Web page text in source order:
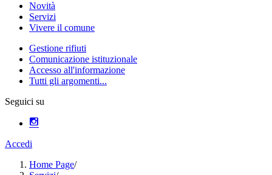
Novità
Servizi
Vivere il comune
Gestione rifiuti
Comunicazione istituzionale
Accesso all'informazione
Tutti gli argomenti...
Seguici su
Accedi
Home Page/